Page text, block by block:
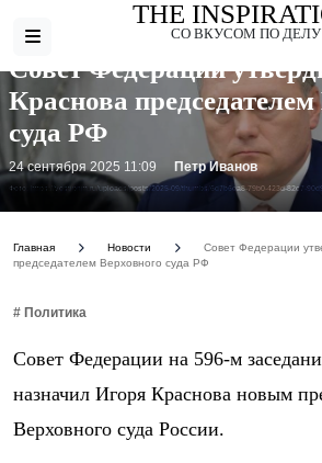
THE
СО ВКУСОМ ПО ДЕЛУ
Фото: https://vestiprim.ru/uploads/posts/2025-09/thumbs/6d7b6ea8-79b0-423d-82c7-
Совет Федерации
Краснова председателем
суда РФ
24 сентября 2025 11:09 Петр Иванов
Главная Новости
Совет Федерации
председателем Верховного суда РФ
# Политика
Совет Федерации на 596-м
назначил Игоря Краснова новым
Верховного суда России.